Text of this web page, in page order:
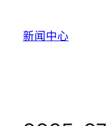
新闻中心